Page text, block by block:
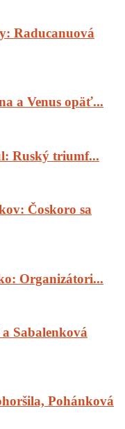
Raducanuová
a Venus opäť...
Ruský triumf...
Čoskoro sa
Organizátori...
Sabalenková
Pohánková